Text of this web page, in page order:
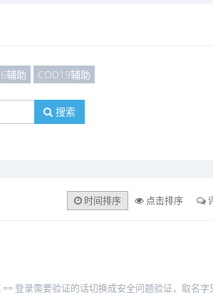
辅助 COD19辅助
搜索
时间排序 点击排序
登录需要验证的话切换成安全问题验证，取名字